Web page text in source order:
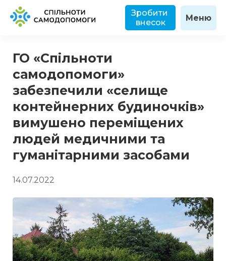
Зробити
внесок
Меню
ГО «Спільноти
самодопомоги»
забезпечили «селище
контейнерних будиночків»
вимушено переміщених
людей медичними та
гуманітарними засобами
14.07.2022